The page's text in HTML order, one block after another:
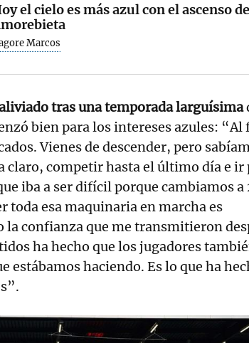
el cielo es más azul con el ascenso
Marcos
tras una temporada larguísima
bien para los intereses azules: “Al
Vienes de descender, pero
claro, competir hasta el último día e ir
iba a ser difícil porque cambiamos a
toda esa maquinaria en marcha es
la confianza que me transmitieron
ha hecho que los jugadores
estábamos haciendo. Es lo que ha